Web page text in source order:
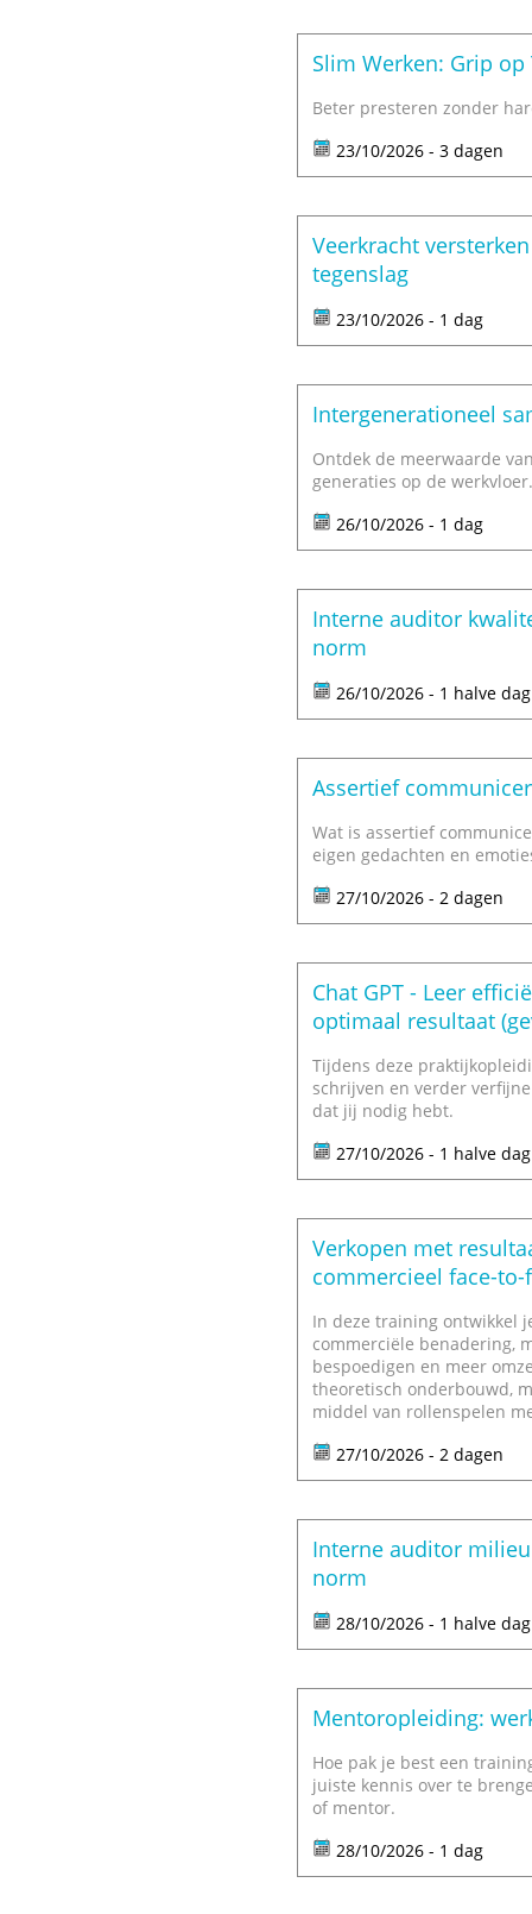
Slim Werken: Grip op
Beter presteren zonder
23/10/2026 - 3 dagen
Veerkracht
tegenslag
23/10/2026 - 1 dag
Intergenerationeel
Ontdek de meerwaarde
generaties op de werkvloer.
26/10/2026 - 1 dag
Interne auditor
norm
26/10/2026 - 1 halve dag
Assertief
Wat is assertief
eigen gedachten en
27/10/2026 - 2 dagen
Chat GPT - Leer
optimaal resultaat
Tijdens deze
schrijven en verder
dat jij nodig hebt.
27/10/2026 - 1 halve dag
Verkopen met
commercieel face-to-
In deze training ontwikkel
commerciële benadering,
bespoedigen en meer
theoretisch onderbouwd,
middel van rollenspelen
27/10/2026 - 2 dagen
Interne auditor milieu
norm
28/10/2026 - 1 halve dag
Mentoropleiding:
Hoe pak je best een
juiste kennis over te
of mentor.
28/10/2026 - 1 dag